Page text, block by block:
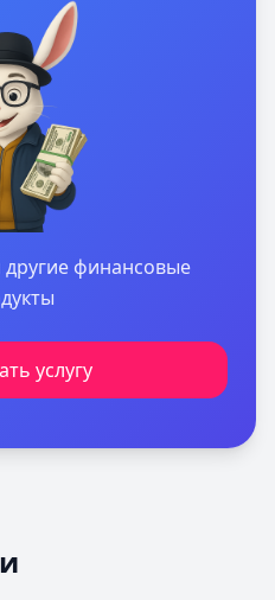
финансовые
услугу